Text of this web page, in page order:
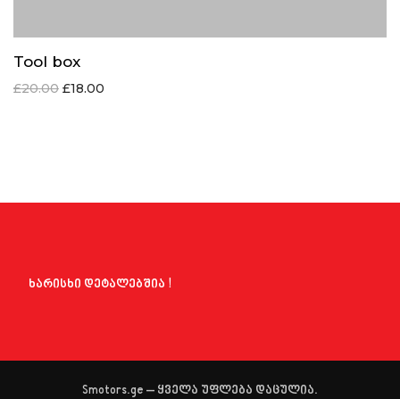
Tool box
£20.00 £18.00
ხარისხი დეტალებშია !
Smotors.ge – ყველა უფლება დაცულია.